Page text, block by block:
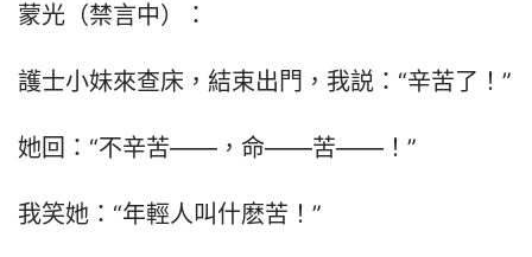
蒙光（禁言中）：
護士小妹來查床，結束出門，我説：“辛苦了！”
她回：“不辛苦——，命——苦——！”
我笑她：“年輕人叫什麽苦！”